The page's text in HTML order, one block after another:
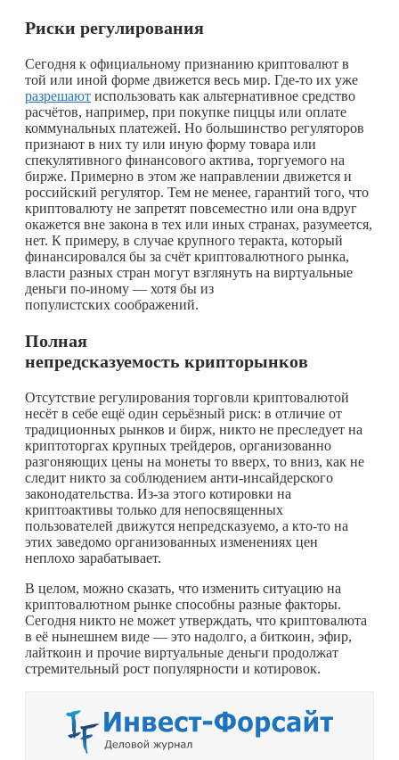
Риски регулирования
Сегодня к официальному признанию криптовалют в
той или иной форме движется весь мир. Где-то их уже
разрешают использовать как альтернативное средство
расчётов, например, при покупке пиццы или оплате
коммунальных платежей. Но большинство регуляторов
признают в них ту или иную форму товара или
спекулятивного финансового актива, торгуемого на
бирже. Примерно в этом же направлении движется и
российский регулятор. Тем не менее, гарантий того, что
криптовалюту не запретят повсеместно или она вдруг
окажется вне закона в тех или иных странах, разумеется,
нет. К примеру, в случае крупного теракта, который
финансировался бы за счёт криптовалютного рынка,
власти разных стран могут взглянуть на виртуальные
деньги по-иному — хотя бы из
популистских соображений.
Полная
непредсказуемость крипторынков
Отсутствие регулирования торговли криптовалютой
несёт в себе ещё один серьёзный риск: в отличие от
традиционных рынков и бирж, никто не преследует на
криптоторгах крупных трейдеров, организованно
разгоняющих цены на монеты то вверх, то вниз, как не
следит никто за соблюдением анти-инсайдерского
законодательства. Из-за этого котировки на
криптоактивы только для непосвященных
пользователей движутся непредсказуемо, а кто-то на
этих заведомо организованных изменениях цен
неплохо зарабатывает.
В целом, можно сказать, что изменить ситуацию на
криптовалютном рынке способны разные факторы.
Сегодня никто не может утверждать, что криптовалюта
в её нынешнем виде — это надолго, а биткоин, эфир,
лайткоин и прочие виртуальные деньги продолжат
стремительный рост популярности и котировок.